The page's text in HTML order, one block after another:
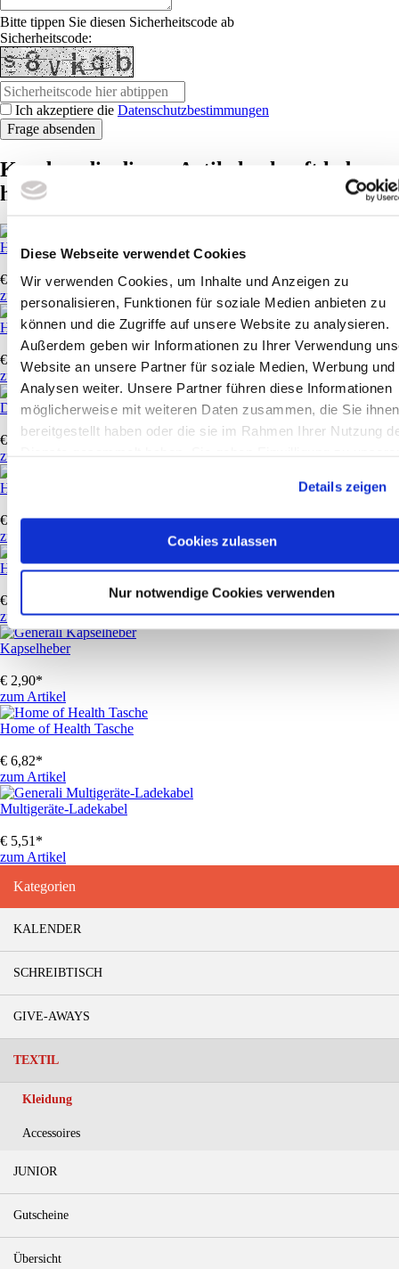
Diese Webseite verwendet Cookies
Wir verwenden Cookies, um Inhalte und Anzeigen zu
personalisieren, Funktionen für soziale Medien anbieten zu
können und die Zugriffe auf unsere Website zu analysieren.
Außerdem geben wir Informationen zu Ihrer Verwendung
Website an unsere Partner für soziale Medien, Werbung und
Analysen weiter. Unsere Partner führen diese Informationen
möglicherweise mit weiteren Daten zusammen, die Sie ihnen
bereitgestellt haben oder die sie im Rahmen Ihrer Nutzung
Details zeigen
Cookies zulassen
Nur notwendige Cookies verwenden
Bitte tippen Sie diesen Sicherheitscode ab
Sicherheitscode:
Ich akzeptiere die Datenschutzbestimmungen
Kunden, die diesen Artikel gekauft haben,
haben auch folgende Artikel gekauft:
Herren Pique Polo Generali
€ 14,12 *
zum Artikel
Herren Kapuzen Sweater Zip
€ 32,34*
zum Artikel
Damen Fleece Jacke Zipp Generali
€ 30,43 *
zum Artikel
Herren Kapuzen Sweater Generali
€ 27,34*
zum Artikel
Herren T-Shirt Heavy Generali
€
zum Artikel
Kapselheber
€ 2,90*
zum Artikel
Home of Health Tasche
€ 6,82*
zum Artikel
Multigeräte-Ladekabel
€ 5,51 *
zum Artikel
Kategorien
KALENDER
SCHREIBTISCH
GIVE-AWAYS
TEXTIL
Kleidung
Accessoires
JUNIOR
Gutscheine
Übersicht